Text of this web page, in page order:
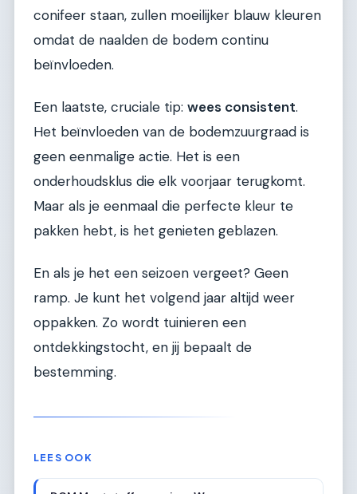
conifeer staan, zullen moeilijker blauw kleuren
omdat de naalden de bodem continu
beïnvloeden.
Een laatste, cruciale tip: wees consistent.
Het beïnvloeden van de bodemzuurgraad is
geen eenmalige actie. Het is een
onderhoudsklus die elk voorjaar terugkomt.
Maar als je eenmaal die perfecte kleur te
pakken hebt, is het genieten geblazen.
En als je het een seizoen vergeet? Geen
ramp. Je kunt het volgend jaar altijd weer
oppakken. Zo wordt tuinieren een
ontdekkingstocht, en jij bepaalt de
bestemming.
LEES OOK